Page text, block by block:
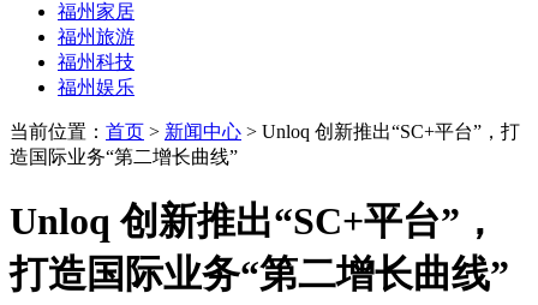
福州家居
福州旅游
福州科技
福州娱乐
当前位置： 首页 > 新闻中心 > Unloq 创新推出“SC+平台”，打
造国际业务“第二增长曲线”
Unloq 创新推出“SC+平台”，
打造国际业务“第二增长曲线”